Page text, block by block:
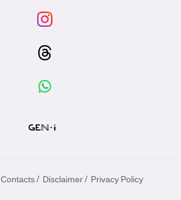
Contacts / Disclaimer / Privacy Policy